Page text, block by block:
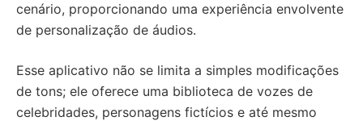
cenário, proporcionando uma experiência envolvente
de personalização de áudios.
Esse aplicativo não se limita a simples modificações
de tons; ele oferece uma biblioteca de vozes de
celebridades, personagens fictícios e até mesmo